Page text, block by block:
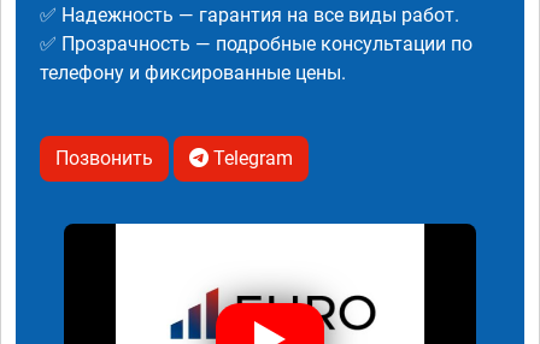
✅ Надежность — гарантия на все виды работ.
✅ Прозрачность — подробные консультации по
телефону и фиксированные цены.
Позвонить Telegram